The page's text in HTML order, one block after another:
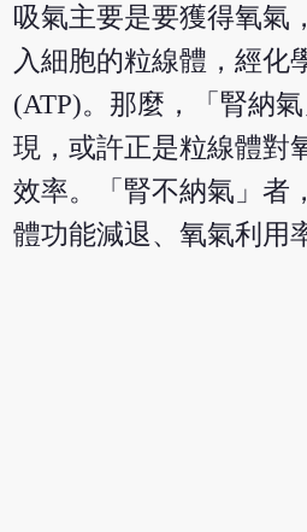
吸氣主要是要獲得氧氣
入細胞的粒線體，經化
(ATP)。那麼，「腎納
現，或許正是粒線體對
效率。「腎不納氣」者
體功能減退、氧氣利用